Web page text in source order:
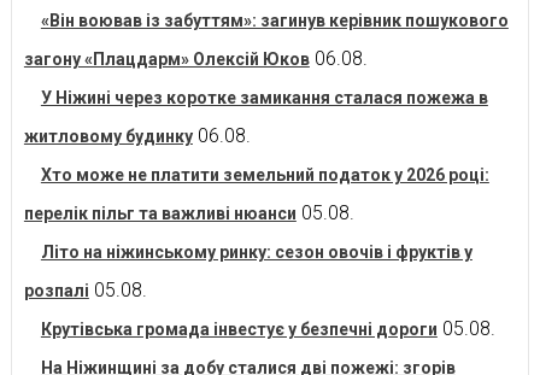
«Він воював із забуттям»: загинув керівник пошукового
загону «Плацдарм» Олексій Юков 06.08.
У Ніжині через коротке замикання сталася пожежа в
житловому будинку 06.08.
Хто може не платити земельний податок у 2026 році:
перелік пільг та важливі нюанси 05.08.
Літо на ніжинському ринку: сезон овочів і фруктів у
розпалі 05.08.
Крутівська громада інвестує у безпечні дороги 05.08.
На Ніжинщині за добу сталися дві пожежі: згорів